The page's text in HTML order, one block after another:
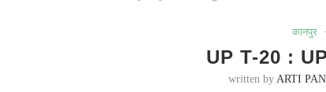
कानपुर
UP T-20 : UP
written byARTI